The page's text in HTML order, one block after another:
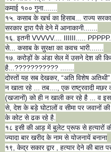
कमाई १०० गुना.......
१५. कसाब के खर्च का हिसाब... राज्य
सरकार द्वारा पैसे देने में आनाकानी.......
१६. इतनी VVVVV.... IIIIII.....
से... कसाब के सुरक्षा का कवच भारी.......
१७. करोड़ों के अंडा सेल में उसने देश की
है...??????????? .......
दोस्तों यह सब देखकर, “अति विशेष
न खाता रहे ... तब...., एक राष्ट्रवादी मछर
(खजानों) को ही न खाली कर रहे है ... व
से, देश के बड़े घोटालों व सीमा पर जवानों
के कोट से ढक रहे है.
१८ इसी की आड़ में बुलेट प्रूफ से हत्यारों
ज्यादा बार खरीद के नाम से योजनायें बनाना
१९, केद्र सकार द्वार , हत्यार देने की बात